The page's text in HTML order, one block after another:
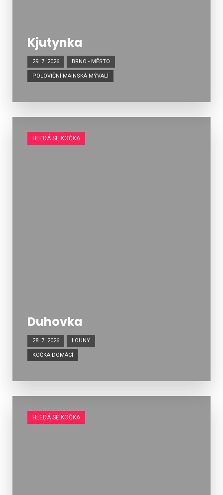
Kjutynka
29. 7. 2026 BRNO - MĚSTO
POLOVIČNÍ MAINSKÁ MÝVALÍ
HLEDÁ SE KOČKA
Duhovka
28. 7. 2026 LOUNY
KOČKA DOMÁCÍ
HLEDÁ SE KOČKA